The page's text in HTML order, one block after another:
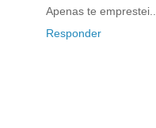
Apenas te emprestei....
Responder